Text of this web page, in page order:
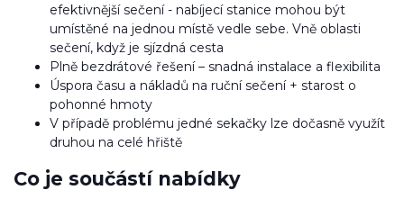
efektivnější sečení - nabíjecí stanice mohou být
umístěné na jednou místě vedle sebe. Vně oblasti
sečení, když je sjízdná cesta
Plně bezdrátové řešení – snadná instalace a flexibilita
Úspora času a nákladů na ruční sečení + starost o
pohonné hmoty
V případě problému jedné sekačky lze dočasně využít
druhou na celé hřiště
Co je součástí nabídky